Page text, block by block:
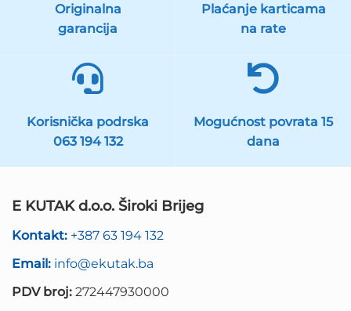
Originalna
garancija
Plaćanje karticama
na rate
Korisnička podrska
063 194 132
Mogućnost povrata 15
dana
E KUTAK d.o.o. Široki Brijeg
Kontakt: +387 63 194 132
Email: info@ekutak.ba
PDV broj: 272447930000